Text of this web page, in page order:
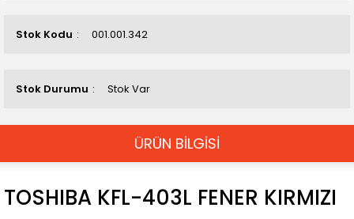
Stok Kodu 001.001.342
Stok Durumu Stok Var
ÜRÜN BİLGİSİ
TOSHIBA KFL-403L FENER KIRMIZI